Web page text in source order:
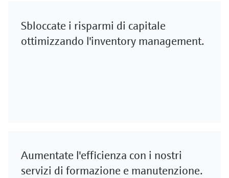
Sbloccate i risparmi di capitale
ottimizzando l'inventory management.
Aumentate l'efficienza con i nostri
servizi di formazione e manutenzione.